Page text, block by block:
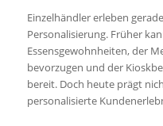
Einzelhändler erleben
Personalisierung. Früher
Essensgewohnheiten, der
bevorzugen und der
bereit. Doch heute prägt
personalisierte